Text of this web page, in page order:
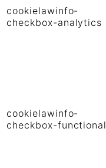
cookielawinfo-
checkbox-analytics
cookielawinfo-
checkbox-functional